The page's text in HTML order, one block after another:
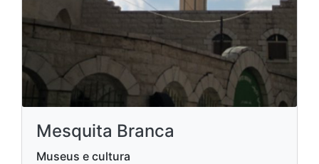
Mesquita Branca
Museus e cultura